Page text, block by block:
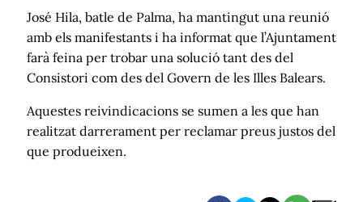
José Hila, batle de Palma, ha mantingut una reunió
amb els manifestants i ha informat que l’Ajuntament
farà feina per trobar una solució tant des del
Consistori com des del Govern de les Illes Balears.
Aquestes reivindicacions se sumen a les que han
realitzat darrerament per reclamar preus justos del
que produeixen.